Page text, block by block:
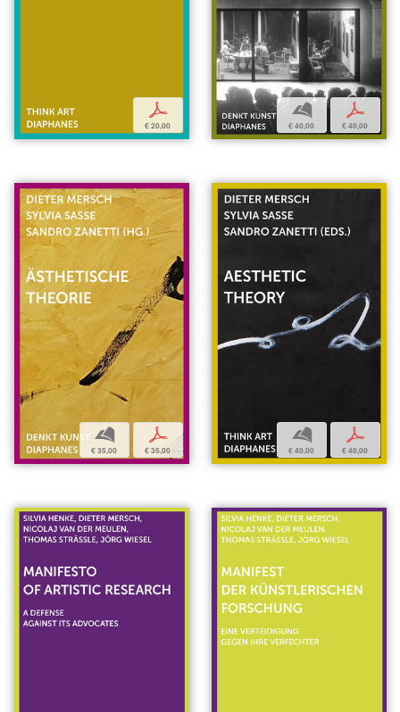
p
€ 20,00
b
€ 40,00
p
€ 40,00
b
€ 35,00
p
€ 35,00
b
€ 40,00
p
€ 40,00